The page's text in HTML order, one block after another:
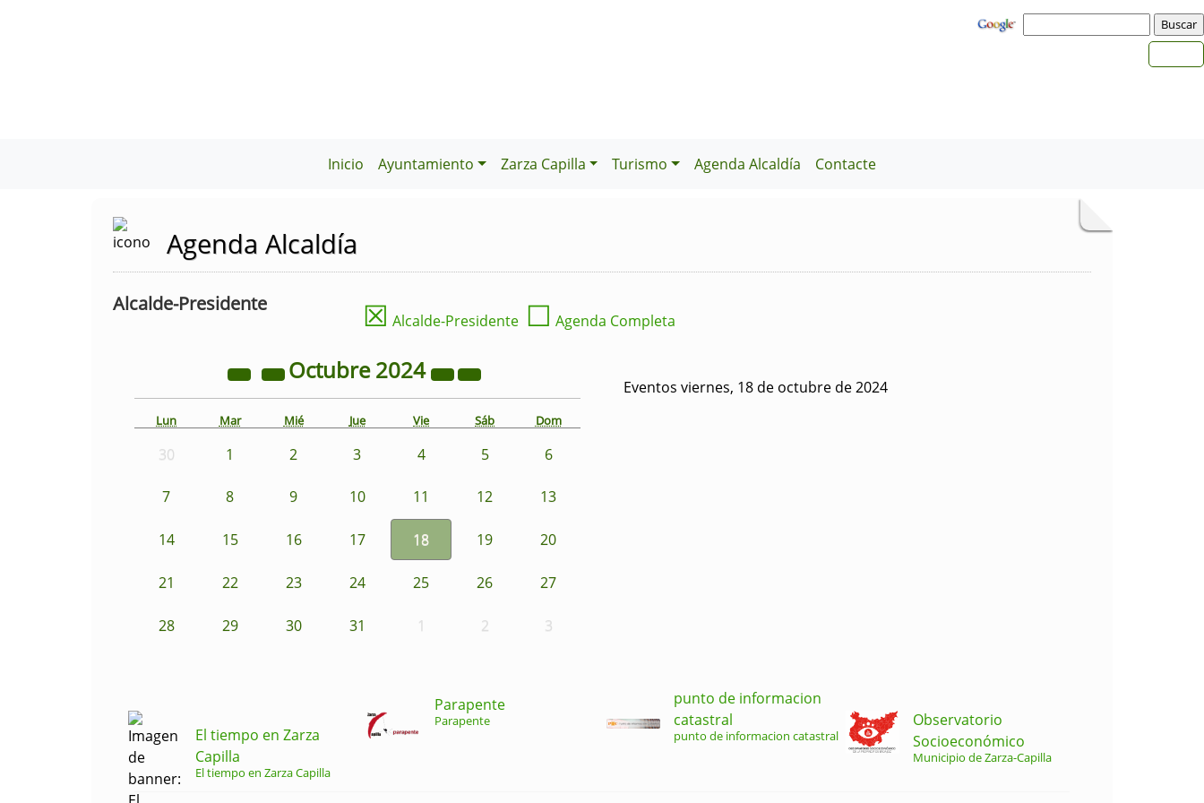
Inicio Ayuntamiento Zarza Capilla Turismo Agenda Alcaldía Contacte
Agenda Alcaldía
Alcalde-Presidente ☒ Alcalde-Presidente ☐ Agenda Completa
Octubre2024
Lun Mar Mié Jue Vie Sáb Dom
30 1 2 3 4 5 6
7 8 9 10 11 12 13
14 15 16 17 18 19 20
21 22 23 24 25 26 27
28 29 30 31 1 2 3
Eventos viernes, 18 de octubre de 2024
El tiempo en Zarza
Capilla
El tiempo en Zarza Capilla
Parapente
Parapente
punto de informacion
catastral
punto de informacion catastral
Observatorio
Socioeconómico
Municipio de Zarza-Capilla